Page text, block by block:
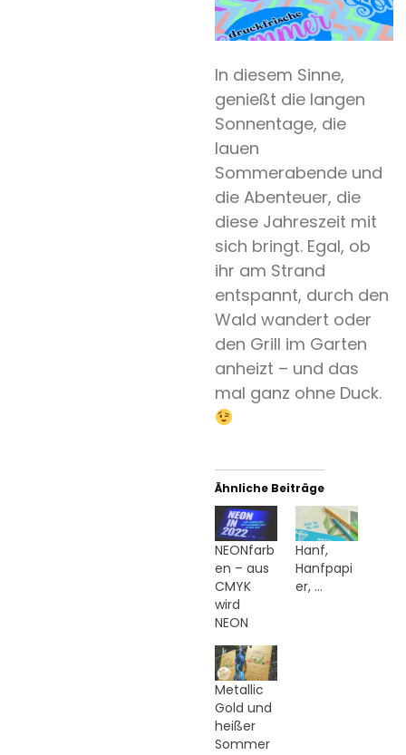
In diesem Sinne,
genießt die langen
Sonnentage, die
lauen
Sommerabende und
die Abenteuer, die
diese Jahreszeit mit
sich bringt. Egal, ob
ihr am Strand
entspannt, durch den
Wald wandert oder
den Grill im Garten
anheizt – und das
mal ganz ohne Duck.
Ähnliche Beiträge
NEONfarb
en – aus
CMYK
wird
NEON
Hanf,
Hanfpapi
er, …
Metallic
Gold und
heißer
Sommer